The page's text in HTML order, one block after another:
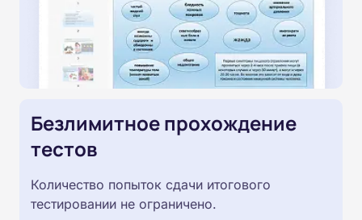
Безлимитное прохождение
тестов
Количество попыток сдачи итогового
тестировании не ограничено.